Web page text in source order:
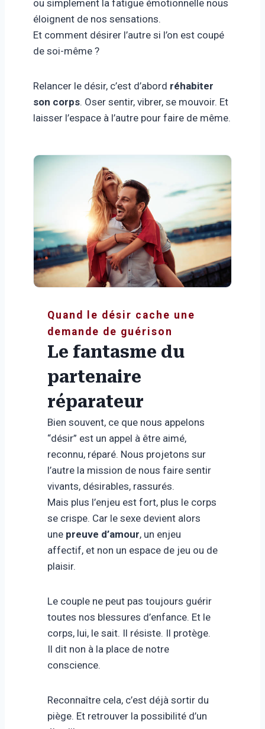
ou simplement la fatigue émotionnelle nous
éloignent de nos sensations.
Et comment désirer l’autre si l’on est coupé
de soi-même ?
Relancer le désir, c’est d’abord réhabiter
son corps. Oser sentir, vibrer, se mouvoir. Et
laisser l’espace à l’autre pour faire de même.
Quand le désir cache une
demande de guérison
Le fantasme du
partenaire
réparateur
Bien souvent, ce que nous appelons
“désir” est un appel à être aimé,
reconnu, réparé. Nous projetons sur
l’autre la mission de nous faire sentir
vivants, désirables, rassurés.
Mais plus l’enjeu est fort, plus le corps
se crispe. Car le sexe devient alors
une preuve d’amour, un enjeu
affectif, et non un espace de jeu ou de
plaisir.
Le couple ne peut pas toujours guérir
toutes nos blessures d’enfance. Et le
corps, lui, le sait. Il résiste. Il protège.
Il dit non à la place de notre
conscience.
Reconnaître cela, c’est déjà sortir du
piège. Et retrouver la possibilité d’un